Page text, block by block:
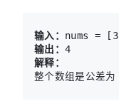
输入：
输出：
解释：